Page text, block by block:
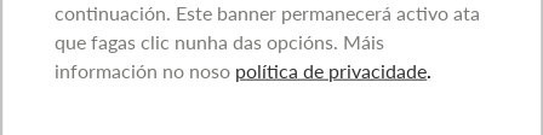
continuación. Este banner permanecerá activo ata
que fagas clic nunha das opcións. Máis
información no noso política de privacidade.